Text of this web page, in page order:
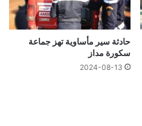
حادثة سير مأساوية تهز جماعة
سكورة مداز
2024-08-13